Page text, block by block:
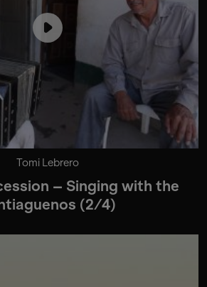
Tomi Lebrero
– Singing with the
(2/4)